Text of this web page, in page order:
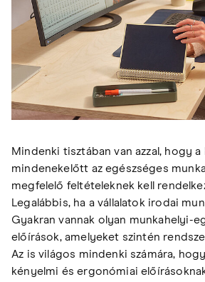
Mindenki tisztában van azzal, hogy
mindenekelőtt az egészséges
megfelelő feltételeknek kell
Legalábbis, ha a vállalatok irodai
Gyakran vannak olyan munkahelyi-
előírások, amelyeket szintén
Az is világos mindenki számára,
kényelmi és ergonómiai